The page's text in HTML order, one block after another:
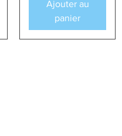
Ajouter au
panier